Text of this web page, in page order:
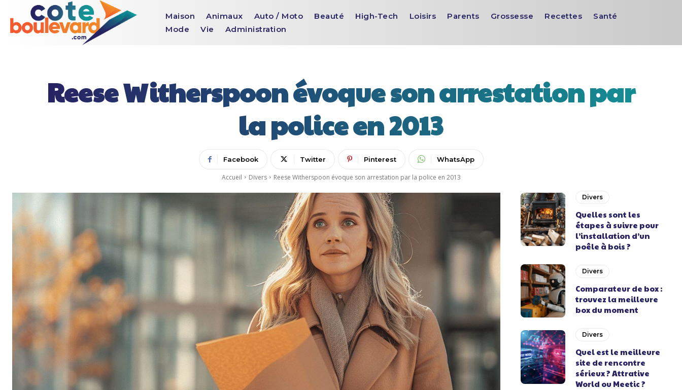
Maison Animaux Auto / Moto Beauté High-Tech Loisirs Parents Grossesse Recettes
Santé
Mode
Vie Administration
Reese Witherspoon évoque son arrestation par
la police en 2013
Facebook Twitter Pinterest WhatsApp
Accueil Divers Reese Witherspoon évoque son arrestation par la police en 2013
Divers
Quelles sont les
étapes à suivre pour
l’installation d’un
poêle à bois ?
Divers
Comparateur de box :
trouvez la meilleure
box du moment
Divers
Quel est le meilleure
site de rencontre
sérieux ? Attrative
World ou Meetic ?